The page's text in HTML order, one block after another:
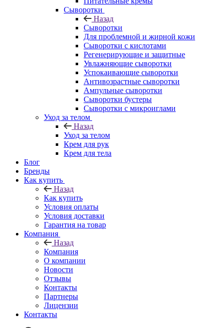
Сыворотки
Назад
Сыворотки
Для проблемной и жирной кожи
Сыворотки с кислотами
Регенерирующие и защитные
Увлажняющие сыворотки
Успокаивающие сыворотки
Антивозрастные сыворотки
Ампульные сыворотки
Сыворотки бустеры
Сыворотки с микроиглами
Уход за телом
Назад
Уход за телом
Крем для рук
Крем для тела
Блог
Бренды
Как купить
Назад
Как купить
Условия оплаты
Условия доставки
Гарантия на товар
Компания
Назад
Компания
О компании
Новости
Отзывы
Контакты
Партнеры
Лицензии
Контакты